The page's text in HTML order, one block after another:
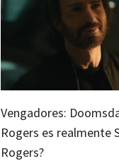
Vengadores:
Rogers es realmente
Rogers?